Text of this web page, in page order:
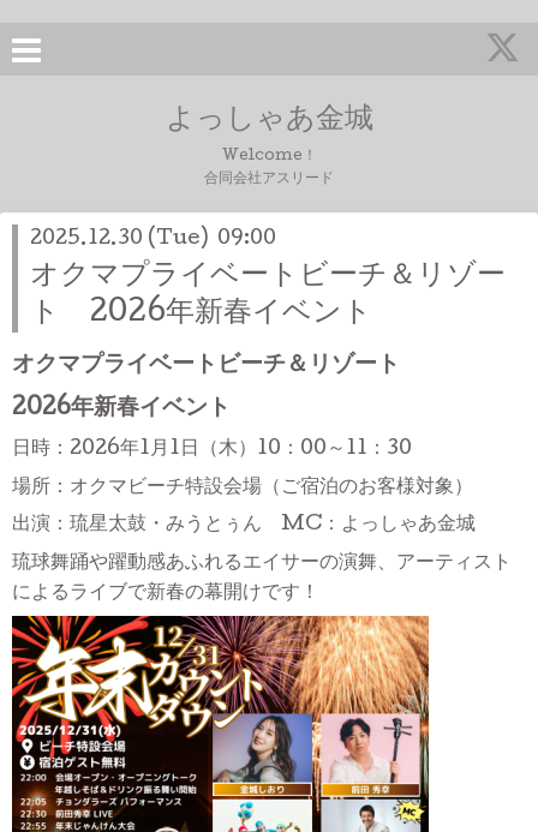
よっしゃあ金城
Welcome！
合同会社アスリード
2025.12.30 (Tue) 09:00
オクマプライベートビーチ＆リゾー
ト 2026年新春イベント
オクマプライベートビーチ＆リゾート
2026年新春イベント
日時：2026年1月1日（木）10：00～11：30
場所：オクマビーチ特設会場（ご宿泊のお客様対象）
出演：琉星太鼓・みうとぅん MC：よっしゃあ金城
琉球舞踊や躍動感あふれるエイサーの演舞、アーティスト
によるライブで新春の幕開けです！